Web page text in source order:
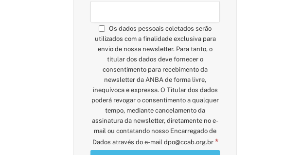
Os dados pessoais coletados serão
utilizados com a finalidade exclusiva para
envio de nossa newsletter. Para tanto, o
titular dos dados deve fornecer o
consentimento para recebimento da
newsletter da ANBA de forma livre,
inequívoca e expressa. O Titular dos dados
poderá revogar o consentimento a qualquer
tempo, mediante cancelamento da
assinatura da newsletter, diretamente no e-
mail ou contatando nosso Encarregado de
Dados através do e-mail dpo@ccab.org.br *